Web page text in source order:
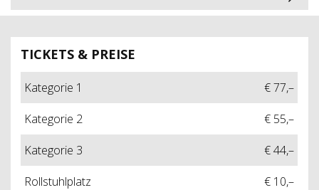
TICKETS & PREISE
Kategorie 1
€ 77,–
Kategorie 2
€ 55,–
Kategorie 3
€ 44,–
Rollstuhlplatz
€ 10,–